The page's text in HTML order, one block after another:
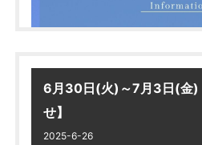
6月30日(火)～7月3日(金)
せ】
2025-6-26